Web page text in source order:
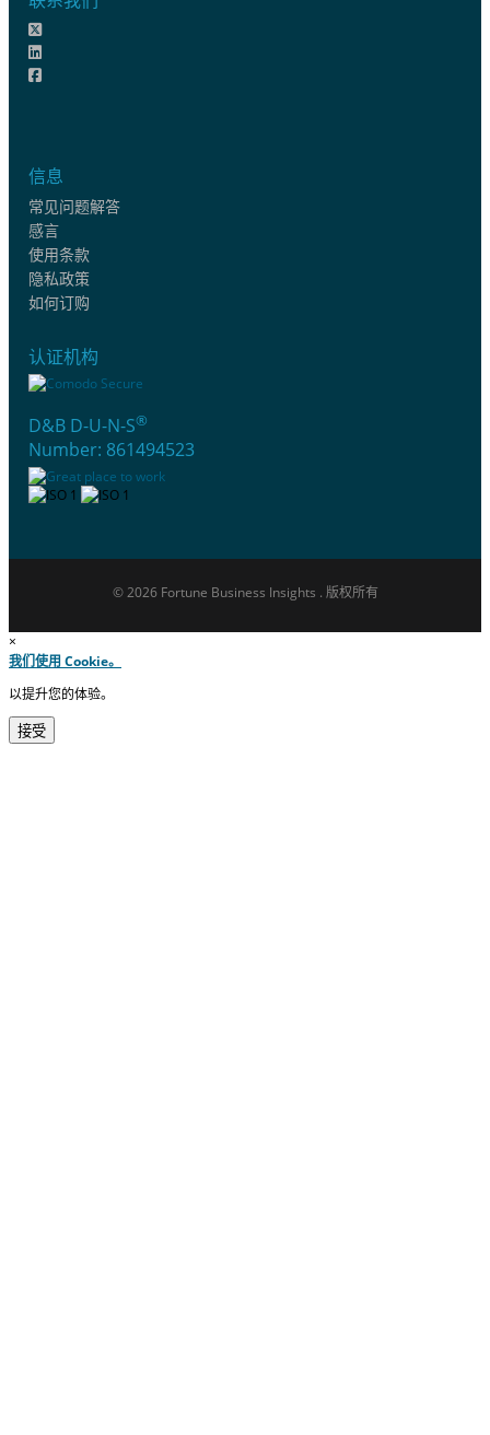
信息
常见问题解答
感言
使用条款
隐私政策
如何订购
认证机构
D&B D-U-N-S®
Number: 861494523
© 2026 Fortune Business Insights . 版权所有
×
我们使用 Cookie。
以提升您的体验。
接受